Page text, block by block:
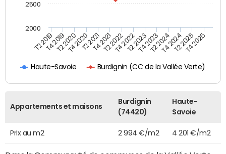
Haute-Savoie Burdignin (CC de la Vallée Verte)
T2 2019T4 2019T2 2020T4 2020T2 2021T4 2021T2 2022T4 2022T2 2023T4 2023T2 2024T4 2024T2 2025T4 2025
2000
2500
Appartements et maisons
Burdignin
(74420)
Haute-
Savoie
Prix au m2 2 994 €/m2 4 201 €/m2